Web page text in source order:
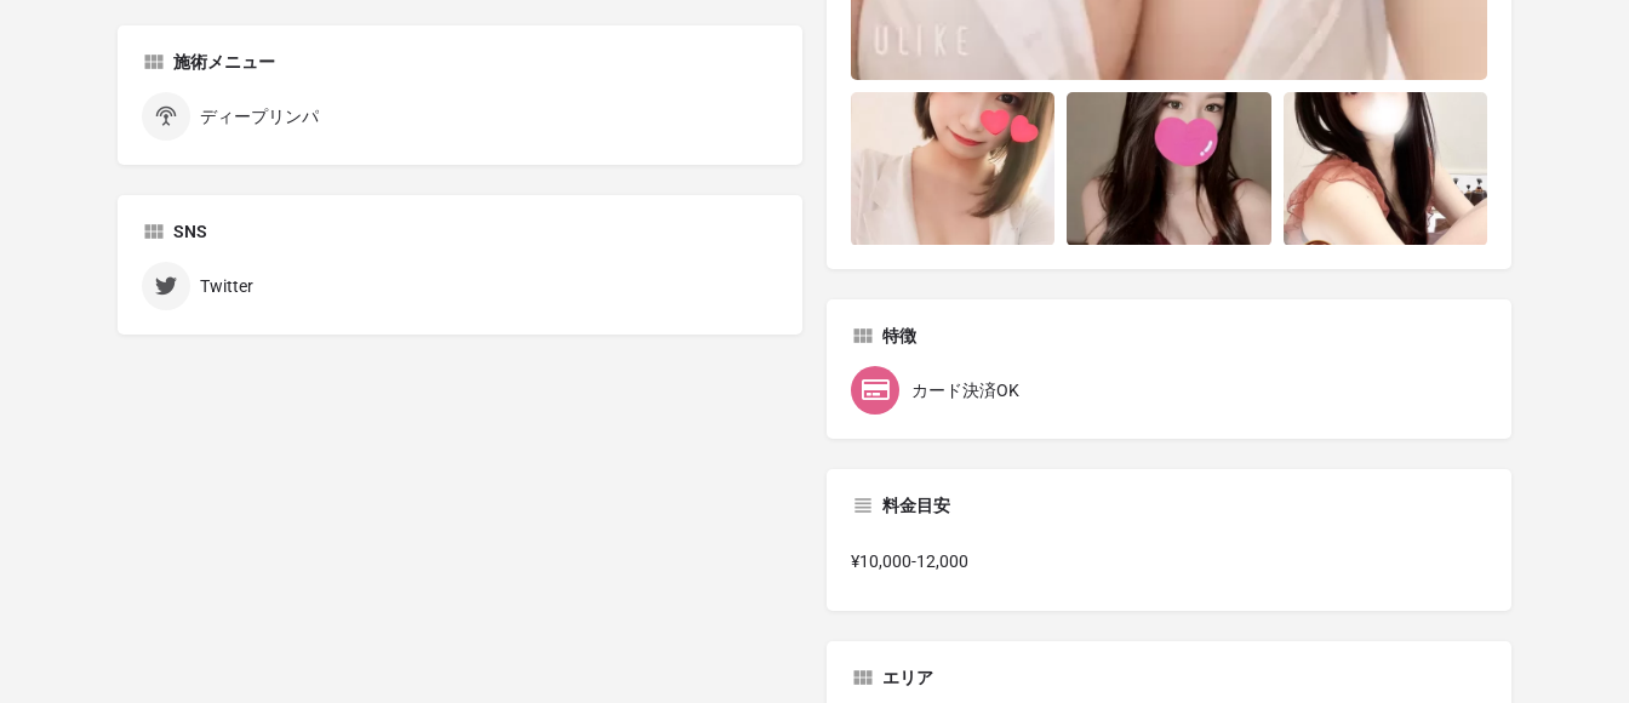
施術メニュー
ディープリンパ
SNS
Twitter
特徴
カード決済OK
料金目安
¥10,000-12,000
エリア